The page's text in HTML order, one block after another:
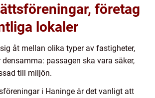
företag
lokaler
åt mellan olika typer av fastigheter,
densamma: passagen ska vara säker,
till miljön.
i Haninge är det vanligt att